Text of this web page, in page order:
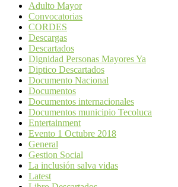
Adulto Mayor
Convocatorias
CORDES
Descargas
Descartados
Dignidad Personas Mayores Ya
Diptico Descartados
Documento Nacional
Documentos
Documentos internacionales
Documentos municipio Tecoluca
Entertainment
Evento 1 Octubre 2018
General
Gestion Social
La inclusión salva vidas
Latest